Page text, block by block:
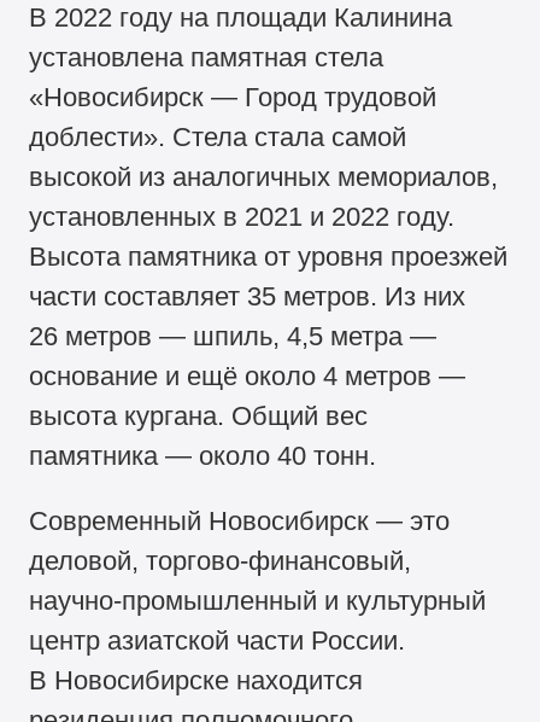
В 2022 году на площади Калинина
установлена памятная стела
«Новосибирск — Город трудовой
доблести». Стела стала самой
высокой из аналогичных мемориалов,
установленных в 2021 и 2022 году.
Высота памятника от уровня проезжей
части составляет 35 метров. Из них
26 метров — шпиль, 4,5 метра —
основание и ещё около 4 метров —
высота кургана. Общий вес
памятника — около 40 тонн.
Современный Новосибирск — это
деловой, торгово-финансовый,
научно-промышленный и культурный
центр азиатской части России.
В Новосибирске находится